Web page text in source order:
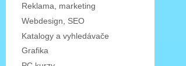
Reklama, marketing
Webdesign, SEO
Katalogy a vyhledávače
Grafika